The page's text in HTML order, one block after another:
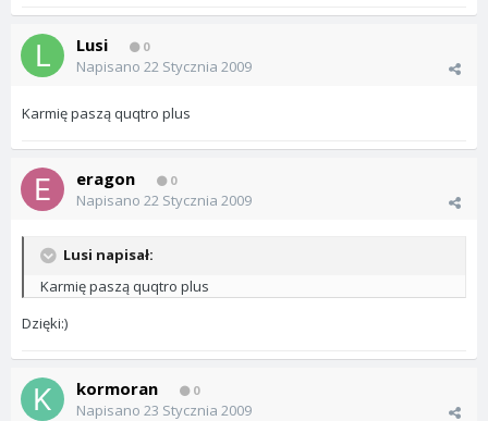
Lusi 0
Napisano 22 Stycznia 2009
Karmię paszą quqtro plus
eragon 0
Napisano 22 Stycznia 2009
Lusi napisał:
Karmię paszą quqtro plus
Dzięki:)
kormoran 0
Napisano 23 Stycznia 2009